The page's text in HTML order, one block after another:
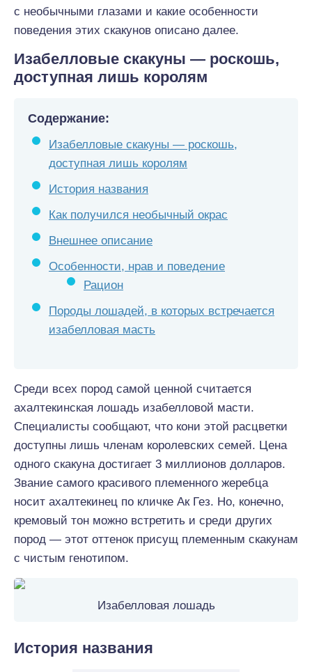
с необычными глазами и какие особенности
поведения этих скакунов описано далее.
Изабелловые скакуны — роскошь,
доступная лишь королям
Содержание:
Изабелловые скакуны — роскошь,
доступная лишь королям
История названия
Как получился необычный окрас
Внешнее описание
Особенности, нрав и поведение
Рацион
Породы лошадей, в которых встречается
изабелловая масть
Среди всех пород самой ценной считается
ахалтекинская лошадь изабелловой масти.
Специалисты сообщают, что кони этой расцветки
доступны лишь членам королевских семей. Цена
одного скакуна достигает 3 миллионов долларов.
Звание самого красивого племенного жеребца
носит ахалтекинец по кличке Ак Гез. Но, конечно,
кремовый тон можно встретить и среди других
пород — этот оттенок присущ племенным скакунам
с чистым генотипом.
Изабелловая лошадь
История названия